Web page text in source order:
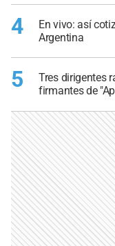
4
En vivo: así
Argentina
5
Tres dirigentes
firmantes de